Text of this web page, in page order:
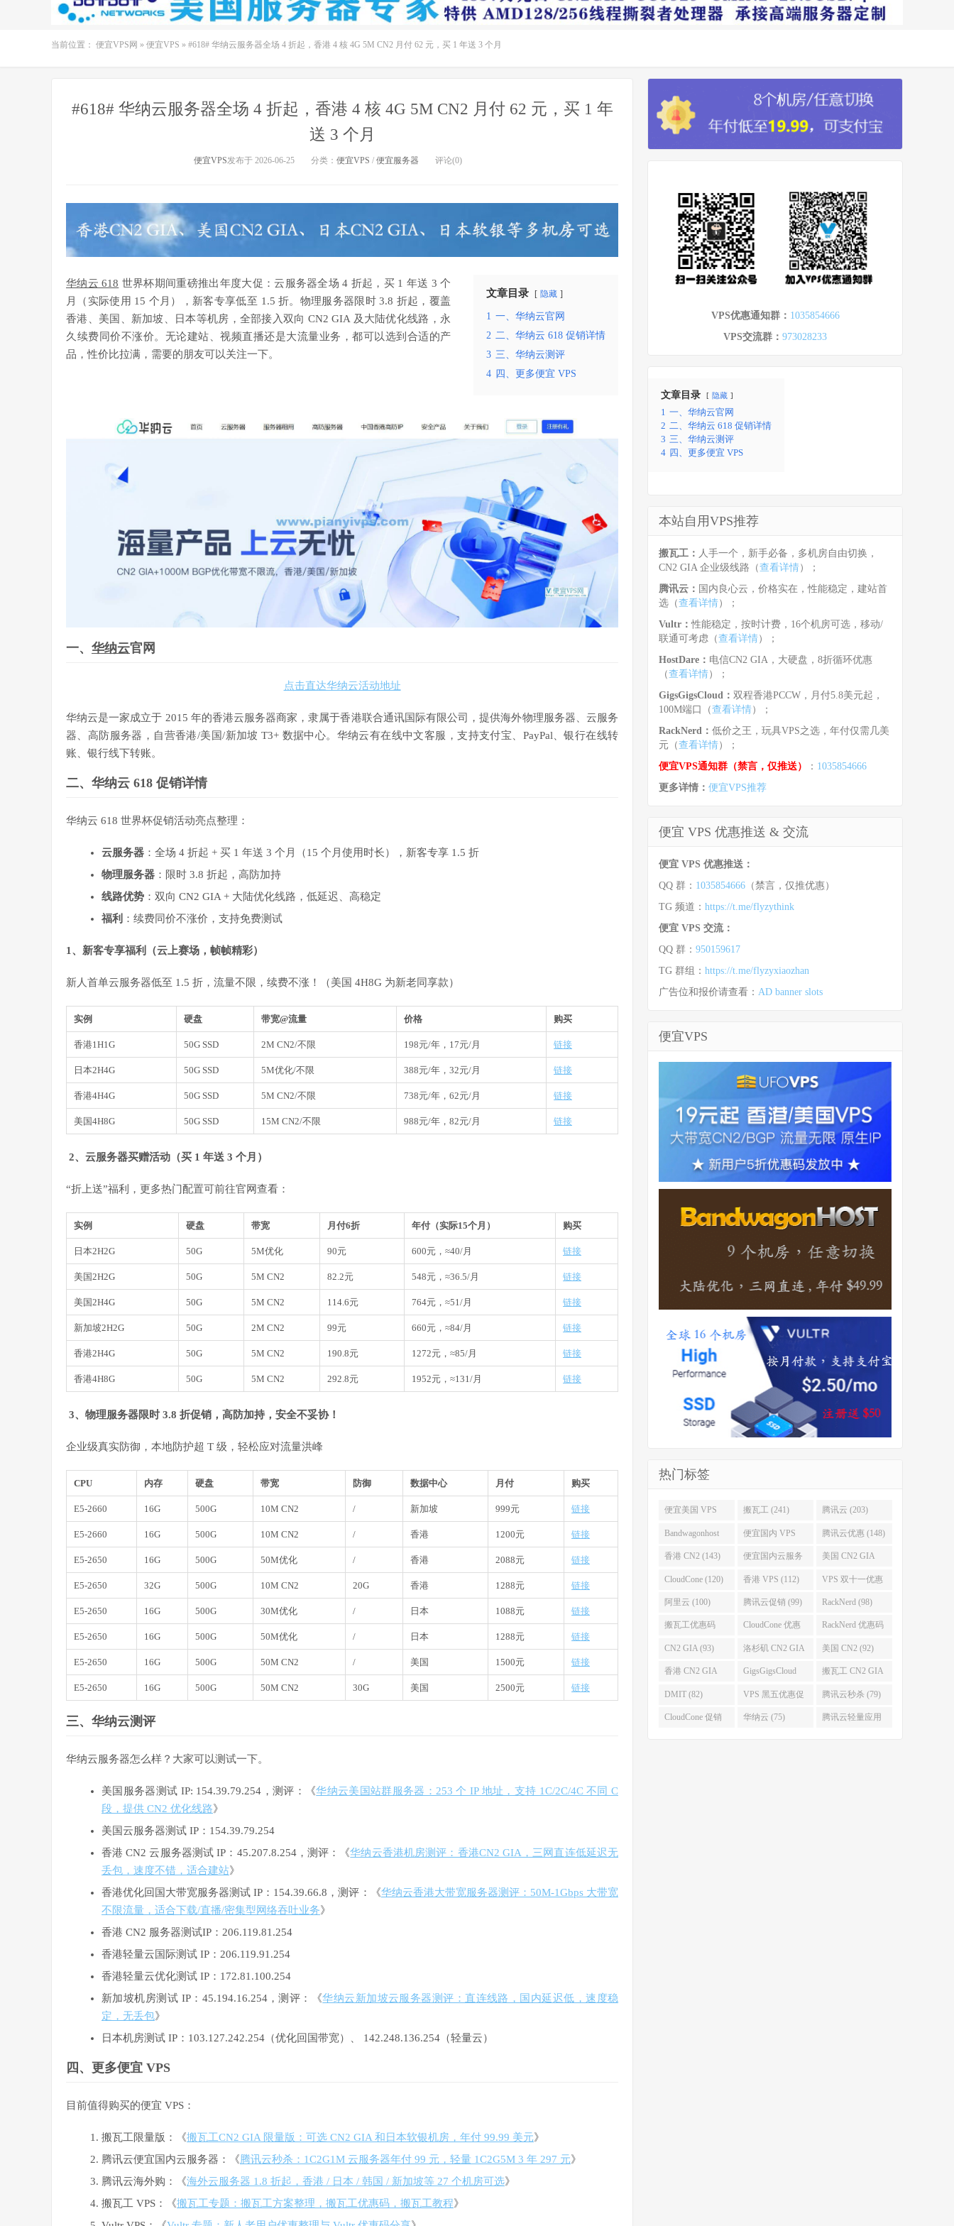
当前位置： 便宜VPS网 » 便宜VPS » #618# 华纳云服务器全场 4 折起，香港 4 核 4G 5M CN2 月付 62 元，买 1 年送 3 个月
#618# 华纳云服务器全场 4 折起，香港 4 核 4G 5M CN2 月付 62 元，买 1 年
送 3 个月
便宜VPS发布于 2026-06-25 分类： 便宜VPS / 便宜服务器 评论(0)
文章目录 隐藏
1 一、华纳云官网
2 二、华纳云 618 促销详情
3 三、华纳云测评
4 四、更多便宜 VPS
华纳云 618 世界杯期间重磅推出年度大促：云服务器全场 4 折起，买 1 年送 3 个
月（实际使用 15 个月），新客专享低至 1.5 折。物理服务器限时 3.8 折起，覆盖
香港、美国、新加坡、日本等机房，全部接入双向 CN2 GIA 及大陆优化线路，永
久续费同价不涨价。无论建站、视频直播还是大流量业务，都可以选到合适的产
品，性价比拉满，需要的朋友可以关注一下。
一、 华纳云官网
点击直达华纳云活动地址
华纳云是一家成立于 2015 年的香港云服务器商家，隶属于香港联合通讯国际有限公司，提供海外物理服务器、云服务
器、高防服务器，自营香港/美国/新加坡 T3+ 数据中心。华纳云有在线中文客服，支持支付宝、PayPal、银行在线转
账、银行线下转账。
二、华纳云 618 促销详情
华纳云 618 世界杯促销活动亮点整理：
云服务器 ：全场 4 折起 + 买 1 年送 3 个月（15 个月使用时长），新客专享 1.5 折
物理服务器 ：限时 3.8 折起，高防加持
线路优势 ：双向 CN2 GIA + 大陆优化线路，低延迟、高稳定
福利 ：续费同价不涨价，支持免费测试
1、新客专享福利（云上赛场，帧帧精彩）
新人首单云服务器低至 1.5 折，流量不限，续费不涨！（美国 4H8G 为新老同享款）
实例 硬盘 带宽@流量 价格 购买
香港1H1G 50G SSD 2M CN2/不限 198元/年，17元/月 链接
日本2H4G 50G SSD 5M优化/不限 388元/年，32元/月 链接
香港4H4G 50G SSD 5M CN2/不限 738元/年，62元/月 链接
美国4H8G 50G SSD 15M CN2/不限 988元/年，82元/月 链接
2、 云服务器买赠活动（买 1 年送 3 个月）
“折上送”福利，更多热门配置可前往官网查看：
实例 硬盘 带宽 月付6折 年付（实际15个月） 购买
日本2H2G 50G 5M优化 90元 600元，≈40/月 链接
美国2H2G 50G 5M CN2 82.2元 548元，≈36.5/月 链接
美国2H4G 50G 5M CN2 114.6元 764元，≈51/月 链接
新加坡2H2G 50G 2M CN2 99元 660元，≈84/月 链接
香港2H4G 50G 5M CN2 190.8元 1272元，≈85/月 链接
香港4H8G 50G 5M CN2 292.8元 1952元，≈131/月 链接
3、 物理服务器限时 3.8 折促销，高防加持，安全不妥协！
企业级真实防御，本地防护超 T 级，轻松应对流量洪峰
CPU 内存 硬盘 带宽 防御 数据中心 月付 购买
E5-2660 16G 500G 10M CN2 / 新加坡 999元 链接
E5-2660 16G 500G 10M CN2 / 香港 1200元 链接
E5-2650 16G 500G 50M优化 / 香港 2088元 链接
E5-2650 32G 500G 10M CN2 20G 香港 1288元 链接
E5-2650 16G 500G 30M优化 / 日本 1088元 链接
E5-2650 16G 500G 50M优化 / 日本 1288元 链接
E5-2650 16G 500G 50M CN2 / 美国 1500元 链接
E5-2650 16G 500G 50M CN2 30G 美国 2500元 链接
三、华纳云测评
华纳云服务器怎么样？大家可以测试一下。
美国服务器测试 IP: 154.39.79.254，测评：《华纳云美国站群服务器：253 个 IP 地址，支持 1C/2C/4C 不同 C
段，提供 CN2 优化线路》
美国云服务器测试 IP：154.39.79.254
香港 CN2 云服务器测试 IP：45.207.8.254，测评：《华纳云香港机房测评：香港CN2 GIA，三网直连低延迟无
丢包，速度不错，适合建站》
香港优化回国大带宽服务器测试 IP：154.39.66.8，测评：《华纳云香港大带宽服务器测评：50M-1Gbps 大带宽
不限流量，适合下载/直播/密集型网络吞吐业务》
香港 CN2 服务器测试IP：206.119.81.254
香港轻量云国际测试 IP：206.119.91.254
香港轻量云优化测试 IP：172.81.100.254
新加坡机房测试 IP：45.194.16.254，测评：《华纳云新加坡云服务器测评：直连线路，国内延迟低，速度稳
定，无丢包》
日本机房测试 IP：103.127.242.254（优化回国带宽）、 142.248.136.254（轻量云）
四、更多便宜 VPS
目前值得购买的便宜 VPS：
搬瓦工限量版：《搬瓦工CN2 GIA 限量版：可选 CN2 GIA 和日本软银机房，年付 99.99 美元》
腾讯云便宜国内云服务器：《腾讯云秒杀：1C2G1M 云服务器年付 99 元，轻量 1C2G5M 3 年 297 元》
腾讯云海外购：《海外云服务器 1.8 折起，香港 / 日本 / 韩国 / 新加坡等 27 个机房可选》
搬瓦工 VPS：《搬瓦工专题：搬瓦工方案整理，搬瓦工优惠码，搬瓦工教程》
VPS优惠通知群： 1035854666
VPS交流群： 973028233
文章目录 隐藏
1 一、华纳云官网
2 二、华纳云 618 促销详情
3 三、华纳云测评
4 四、更多便宜 VPS
本站自用VPS推荐
搬瓦工： 人手一个，新手必备，多机房自由切换，
CN2 GIA 企业级线路（查看详情）；
腾讯云： 国内良心云，价格实在，性能稳定，建站首
选（查看详情）；
Vultr：性能稳定，按时计费，16个机房可选，移动/
联通可考虑（查看详情）；
HostDare： 电信CN2 GIA，大硬盘，8折循环优惠
（查看详情）；
GigsGigsCloud： 双程香港PCCW，月付5.8美元起，
100M端口（查看详情）；
RackNerd： 低价之王，玩具VPS之选，年付仅需几美
元（查看详情）；
便宜VPS通知群（禁言，仅推送）
： 1035854666
更多详情： 便宜VPS推荐
便宜 VPS 优惠推送 & 交流
便宜 VPS 优惠推送：
QQ 群： 1035854666 （禁言，仅推优惠）
TG 频道： https://t.me/flyzythink
便宜 VPS 交流：
QQ 群： 950159617
TG 群组： https://t.me/flyzyxiaozhan
广告位和报价请查看： AD banner slots
便宜VPS
热门标签
便宜美国 VPS
(255)
搬瓦工 (241) 腾讯云 (203)
Bandwagonhost
(188)
便宜国内 VPS
(167)
腾讯云优惠 (148)
香港 CN2 (143) 便宜国内云服务
器 (128)
美国 CN2 GIA
(123)
CloudCone (120) 香港 VPS (112) VPS 双十一优惠
促销 (106)
阿里云 (100) 腾讯云促销 (99) RackNerd (98)
搬瓦工优惠码
(96)
CloudCone 优惠
码 (96)
RackNerd 优惠码
(94)
CN2 GIA (93) 洛杉矶 CN2 GIA
(93)
美国 CN2 (92)
香港 CN2 GIA
(92)
GigsGigsCloud
(85)
搬瓦工 CN2 GIA
(83)
DMIT (82) VPS 黑五优惠促
销整理 (80)
腾讯云秒杀 (79)
CloudCone 促销 华纳云 (75) 腾讯云轻量应用